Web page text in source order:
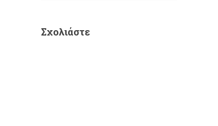
Σχολιάστε